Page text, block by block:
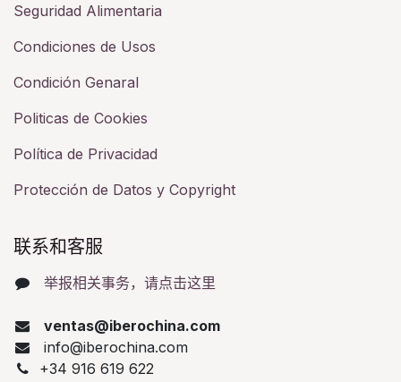
Seguridad Alimentaria
Condiciones de Usos
Condición Genaral
Politicas de Cookies
Política de Privacidad
Protección de Datos y Copyright
联系和客服​
举报相关事务，请点击这里
ventas@iberochina.com
info@iberochina.com
+34 916 619 622